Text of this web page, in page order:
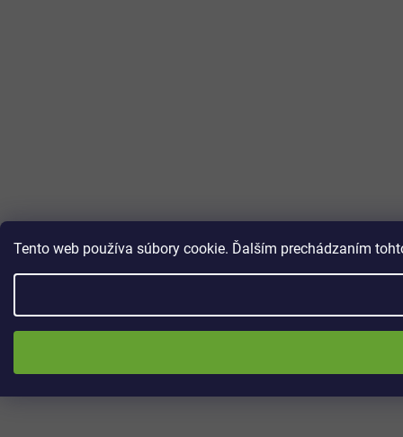
Tento web používa súbory cookie. Ďalším prechádzaním